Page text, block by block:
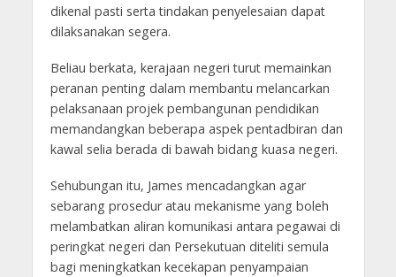
dikenal pasti serta tindakan penyelesaian dapat
dilaksanakan segera.
Beliau berkata, kerajaan negeri turut memainkan
peranan penting dalam membantu melancarkan
pelaksanaan projek pembangunan pendidikan
memandangkan beberapa aspek pentadbiran dan
kawal selia berada di bawah bidang kuasa negeri.
Sehubungan itu, James mencadangkan agar
sebarang prosedur atau mekanisme yang boleh
melambatkan aliran komunikasi antara pegawai di
peringkat negeri dan Persekutuan diteliti semula
bagi meningkatkan kecekapan penyampaian